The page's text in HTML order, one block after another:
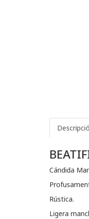
Cándida
Rústica.
Ligera